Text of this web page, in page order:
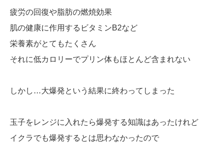
疲労の回復や脂肪の燃焼効果
肌の健康に作用するビタミンB2など
栄養素がとてもたくさん
それに低カロリーでプリン体もほとんど含まれない
しかし…大爆発という結果に終わってしまった
玉子をレンジに入れたら爆発する知識はあったけれど
イクラでも爆発するとは思わなかったので